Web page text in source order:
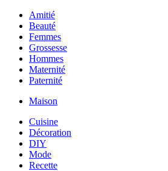
Amitié
Beauté
Femmes
Grossesse
Hommes
Maternité
Paternité
Maison
Cuisine
Décoration
DIY
Mode
Recette